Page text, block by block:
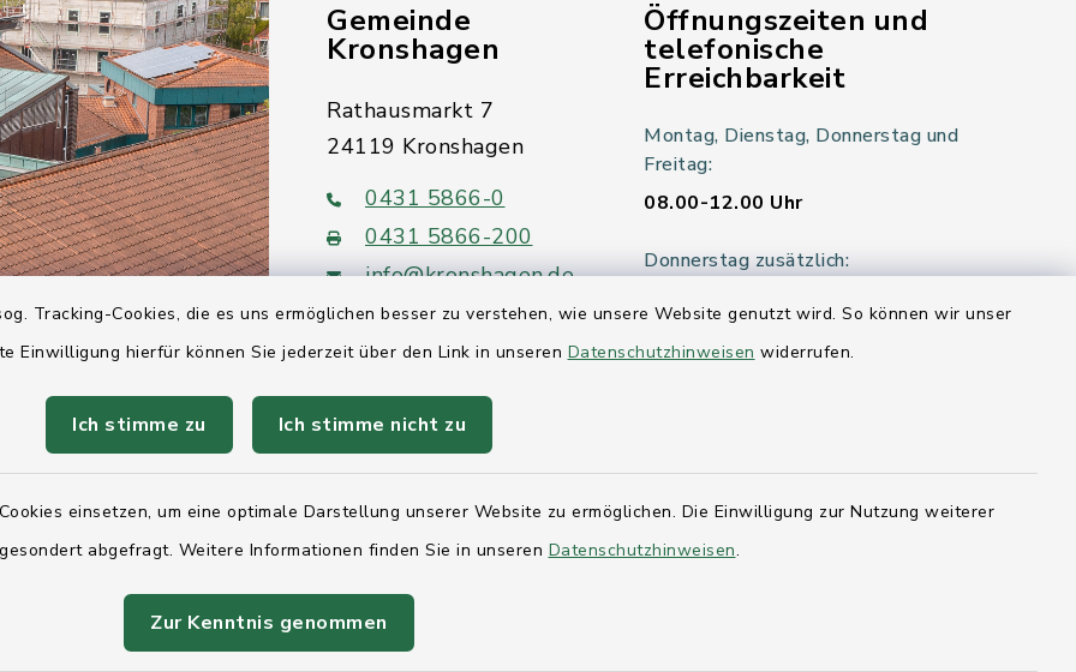
Tracking-Cookies, die es uns ermöglichen besser zu verstehen, wie unsere Website genutzt wird. So können wir unser
Einwilligung hierfür können Sie jederzeit über den Link in unseren Datenschutzhinweisen widerrufen.
Ich stimme zu Ich stimme nicht zu
einsetzen, um eine optimale Darstellung unserer Website zu ermöglichen. Die Einwilligung zur Nutzung weiterer
abgefragt. Weitere Informationen finden Sie in unseren Datenschutzhinweisen.
Zur Kenntnis genommen
Gemeinde
Kronshagen
Rathausmarkt 7
24119 Kronshagen
0431 5866-0
0431 5866-200
info@kronshagen.de
Öffnungszeiten und
telefonische
Erreichbarkeit
Montag, Dienstag, Donnerstag und
Freitag:
08.00-12.00 Uhr
Donnerstag zusätzlich:
Mittwoch:
Quicklinks
Ihre Behördennummer 115
Landesregierung Schleswig-
Kreis Rendsburg-Eckernförde